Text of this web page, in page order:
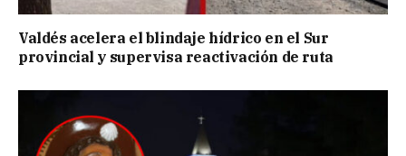
Valdés acelera el blindaje hídrico en el Sur
provincial y supervisa reactivación de ruta